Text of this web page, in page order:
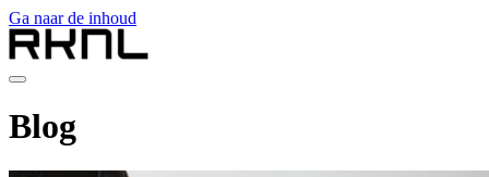
Ga naar de inhoud
Over RKNL
Showroom
Blog
Blog